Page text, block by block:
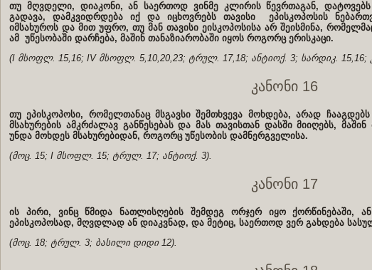
თუ მღვდელი, დიაკონი, ან საერთოდ ვინმე კლირის წევრთაგან, დატოვებს
გადავა, დამკვიდრდება იქ და იცხოვრებს თავისი ეპისკოპოსის
იმსახუროს და მით უფრო, თუ მან თავისი ეისკოპოსისა არ შეისმინა,
ამ უწესობაში დარჩება, მაშინ თანაზიარობაში იყოს როგორც ერისკაცი.
(I მსოფლ. 15,16; IV მსოფლ. 5,10,20,23; ტრულ. 17,18; ანტიოქ. 3; სარდიკ. 15,16;
კანონი 16
თუ ეპისკოპოსი, რომელთანაც მსგავსი შემთხვევა მოხდება, არად
მსახურების ამკრძალავ განწესებას და მას თავისთან დასში მიიღებს,
უნდა მოხდეს მსახურებიდან, როგორც უწესობის დამნერგველისა.
(მოც. 15; I მსოფლ. 15; ტრულ. 17; ანტიოქ. 3).
კანონი 17
ის პირი, ვინც წმიდა ნათლისღების შემდეგ ორჯერ იყო ქორწინებაში,
ეპისკოპოსად, მღვდლად ან დიაკვნად, და მეტიც, საერთოდ ვერ გახდება
(მოც. 18; ტრულ. 3; ბასილი დიდი 12).